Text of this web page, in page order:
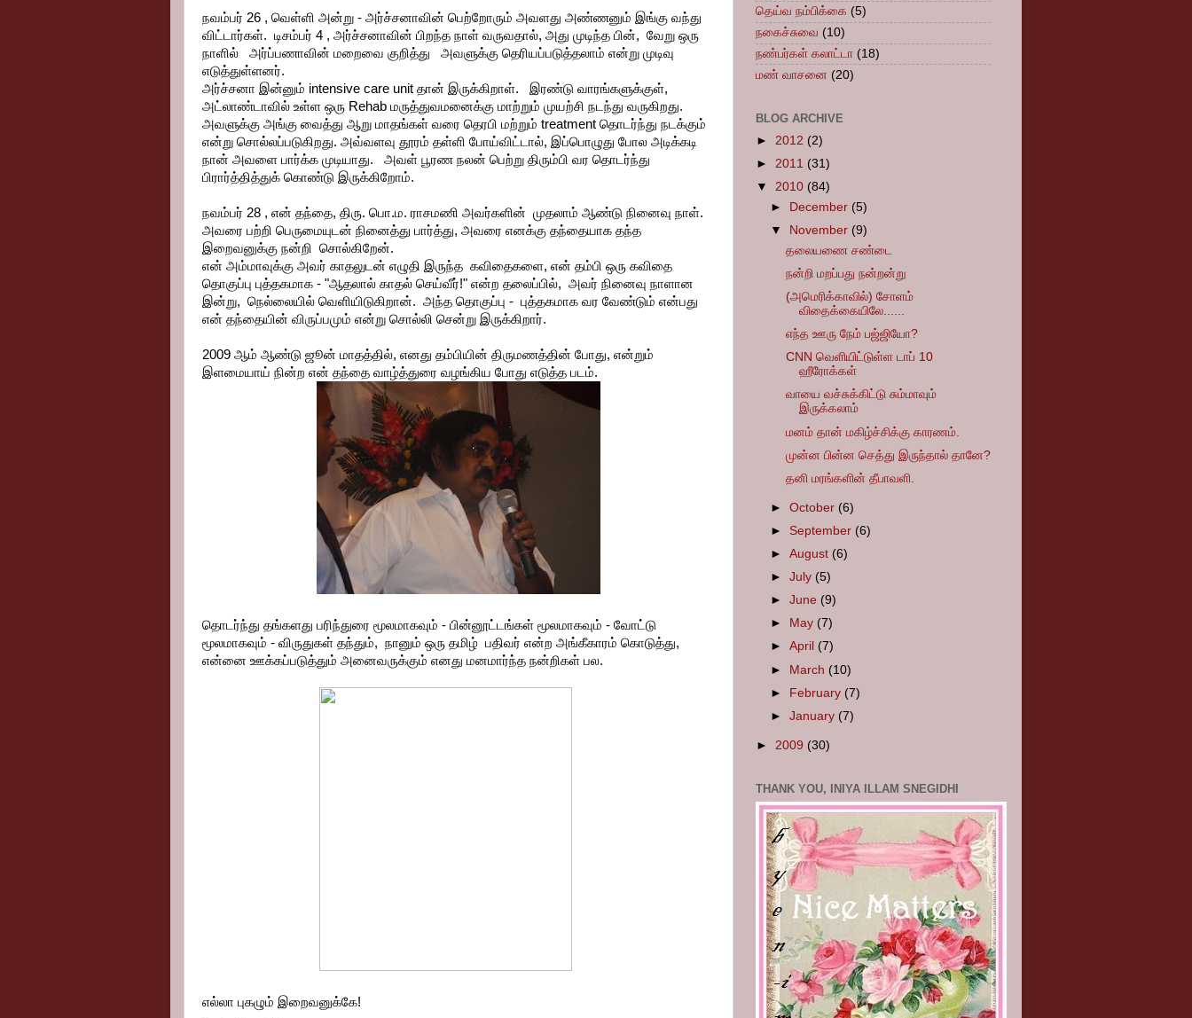
நவம்பர் 26 , வெள்ளி அன்று - அர்ச்சனாவின் பெற்றோரும் அவளது அண்ணனும் இங்கு வந்து
விட்டார்கள். டிசம்பர் 4 , அர்ச்சனாவின் பிறந்த நாள் வருவதால், அது முடிந்த பின், வேறு ஒரு
நாளில் அர்ப்பணாவின் மறைவை குறித்து அவளுக்கு தெரியப்படுத்தலாம் என்று முடிவு
எடுத்துள்ளனர்.
அர்ச்சனா இன்னும் intensive care unit தான் இருக்கிறாள். இரண்டு வாரங்களுக்குள்,
அட்லாண்டாவில் உள்ள ஒரு Rehab மருத்துவமனைக்கு மாற்றும் முயற்சி நடந்து வருகிறது.
அவளுக்கு அங்கு வைத்து ஆறு மாதங்கள் வரை தெரபி மற்றும் treatment தொடர்ந்து நடக்கும்
என்று சொல்லப்படுகிறது. அவ்வளவு தூரம் தள்ளி போய்விட்டால், இப்பொழுது போல அடிக்கடி
நான் அவளை பார்க்க முடியாது. அவள் பூரண நலன் பெற்று திரும்பி வர தொடர்ந்து
பிரார்த்தித்துக் கொண்டு இருக்கிறோம்.
நவம்பர் 28 , என் தந்தை, திரு. பொ.ம. ராசமணி அவர்களின் முதலாம் ஆண்டு நினைவு நாள்.
அவரை பற்றி பெருமையுடன் நினைத்து பார்த்து, அவரை எனக்கு தந்தையாக தந்த
இறைவனுக்கு நன்றி சொல்கிறேன்.
என் அம்மாவுக்கு அவர் காதலுடன் எழுதி இருந்த கவிதைகளை, என் தம்பி ஒரு கவிதை
தொகுப்பு புத்தகமாக - "ஆதலால் காதல் செய்வீர்!" என்ற தலைப்பில், அவர் நினைவு நாளான
இன்று, நெல்லையில் வெளியிடுகிறான். அந்த தொகுப்பு - புத்தகமாக வர வேண்டும் என்பது
என் தந்தையின் விருப்பமும் என்று சொல்லி சென்று இருக்கிறார்.
2009 ஆம் ஆண்டு ஜூன் மாதத்தில், எனது தம்பியின் திருமணத்தின் போது, என்றும்
இளமையாய் நின்ற என் தந்தை வாழ்த்துரை வழங்கிய போது எடுத்த படம்.
தொடர்ந்து தங்களது பரிந்துரை மூலமாகவும் - பின்னூட்டங்கள் மூலமாகவும் - வோட்டு
மூலமாகவும் - விருதுகள் தந்தும், நானும் ஒரு தமிழ் பதிவர் என்ற அங்கீகாரம் கொடுத்து,
என்னை ஊக்கப்படுத்தும் அனைவருக்கும் எனது மனமார்ந்த நன்றிகள் பல.
எல்லா புகழும் இறைவனுக்கே!
தெய்வ நம்பிக்கை (5)
நகைச்சுவை (10)
நண்பர்கள் கலாட்டா (18)
மண் வாசனை (20)
BLOG ARCHIVE
► 2012 (2)
► 2011 (31)
▼ 2010 (84)
►
December (5)
▼
November (9)
தலையணை சண்டை
நன்றி மறப்பது நன்றன்று
(அமெரிக்காவில்) சோளம்
விதைக்கையிலே......
எந்த ஊரு நேம் பஜ்ஜியோ?
CNN வெளியிட்டுள்ள டாப் 10
ஹீரோக்கள்
வாயை வச்சுக்கிட்டு சும்மாவும்
இருக்கலாம்
மனம் தான் மகிழ்ச்சிக்கு காரணம்.
முன்ன பின்ன செத்து இருந்தால் தானே?
தனி மரங்களின் தீபாவளி.
►October (6)
► September (6)
►August (6)
►July (5)
►June (9)
►
May (7)
►April (7)
► March (10)
► February (7)
►January (7)
► 2009 (30)
THANK YOU, INIYA ILLAM SNEGIDHI